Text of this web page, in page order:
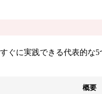
に実践できる代表的な5
概要